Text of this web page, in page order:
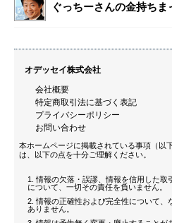
ぐっちーさんの金持ちま
オデッセイ株式会社
会社概要
特定商取引法に基づく表記
プライバシーポリシー
お問い合わせ
本ホームページに掲載されている事項（以
は、以下の点を十分ご理解ください。
情報の欠落・誤謬、情報を信用した取
について、一切その責任を負いません。
情報の正確性および完全性について、
ありません。